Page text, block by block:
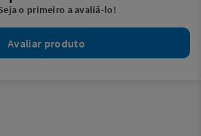
o primeiro a avaliá-lo!
Avaliar produto